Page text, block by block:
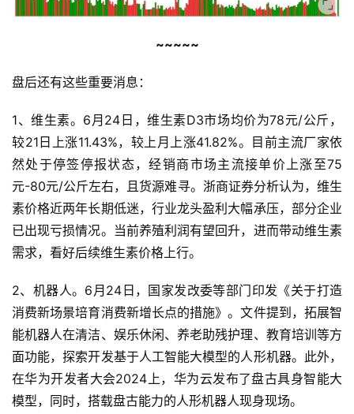
题
选
财
经
导
航
~~~~~
盘后还有这些重要消息：
1、维生素。6月24日，维生素D3市场均价为78元/公斤，
较21日上涨11.43%，较上月上涨41.82%。目前主流厂家依
然处于停签停报状态，经销商市场主流接单价上涨至75
元-80元/公斤左右，且货源难寻。浙商证券分析认为，维生
素价格近两年长期低迷，行业龙头盈利大幅承压，部分企业
已出现亏损情况。当前养殖利润有望回升，进而带动维生素
需求，看好后续维生素价格上行。
2、机器人。6月24日，国家发改委等部门印发《关于打造
消费新场景培育消费新增长点的措施》。文件提到，拓展智
能机器人在清洁、娱乐休闲、养老助残护理、教育培训等方
面功能，探索开发基于人工智能大模型的人形机器。此外，
在华为开发者大会2024上，华为云发布了盘古具身智能大
模型，同时，搭载盘古能力的人形机器人现身现场。